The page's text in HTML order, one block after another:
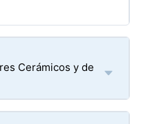
Cerámicos y de